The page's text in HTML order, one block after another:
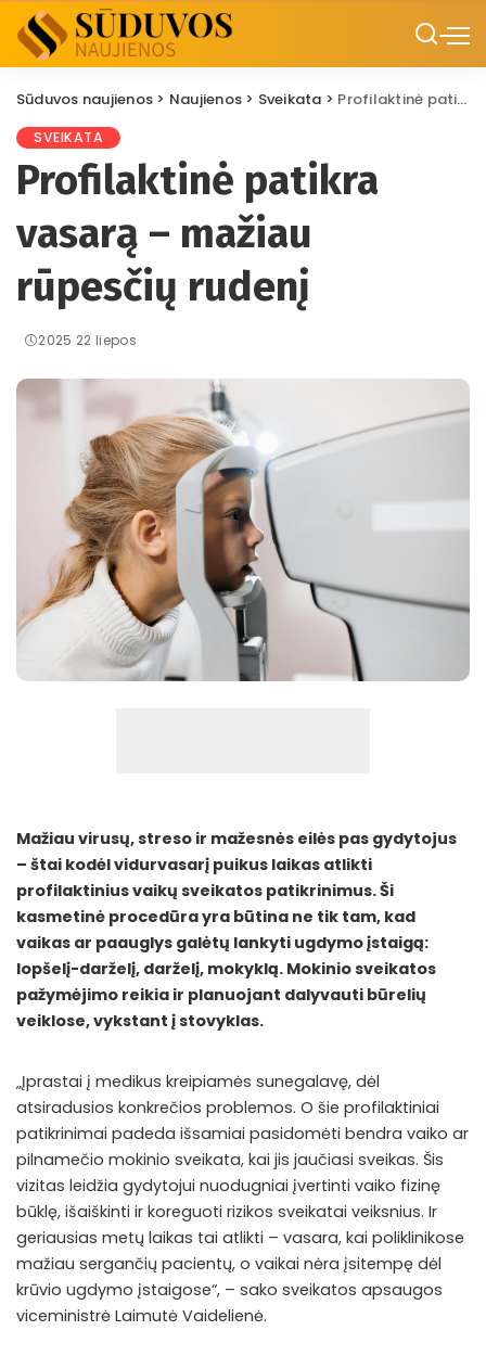
Sūduvos naujienos > Naujienos > Sveikata > Profilaktinė patikra vasarą – mažiau rūpesčių rudenį
SVEIKATA
Profilaktinė patikra
vasarą – mažiau
rūpesčių rudenį
2025 22 liepos
Mažiau virusų, streso ir mažesnės eilės pas gydytojus
– štai kodėl vidurvasarį puikus laikas atlikti
profilaktinius vaikų sveikatos patikrinimus. Ši
kasmetinė procedūra yra būtina ne tik tam, kad
vaikas ar paauglys galėtų lankyti ugdymo įstaigą:
lopšelį-darželį, darželį, mokyklą. Mokinio sveikatos
pažymėjimo reikia ir planuojant dalyvauti būrelių
veiklose, vykstant į stovyklas.
„Įprastai į medikus kreipiamės sunegalavę, dėl
atsiradusios konkrečios problemos. O šie profilaktiniai
patikrinimai padeda išsamiai pasidomėti bendra vaiko ar
pilnamečio mokinio sveikata, kai jis jaučiasi sveikas. Šis
vizitas leidžia gydytojui nuodugniai įvertinti vaiko fizinę
būklę, išaiškinti ir koreguoti rizikos sveikatai veiksnius. Ir
geriausias metų laikas tai atlikti – vasara, kai poliklinikose
mažiau sergančių pacientų, o vaikai nėra įsitempę dėl
krūvio ugdymo įstaigose“, – sako sveikatos apsaugos
viceministrė Laimutė Vaidelienė.